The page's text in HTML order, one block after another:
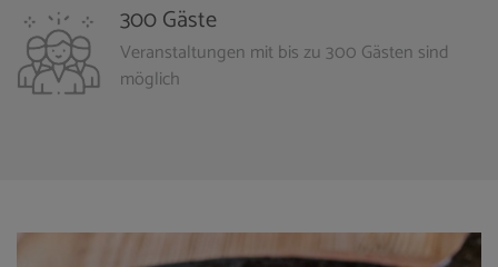
300 Gäste
Veranstaltungen mit bis zu 300 Gästen sind
möglich